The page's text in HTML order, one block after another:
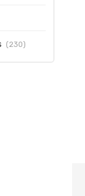
(230)